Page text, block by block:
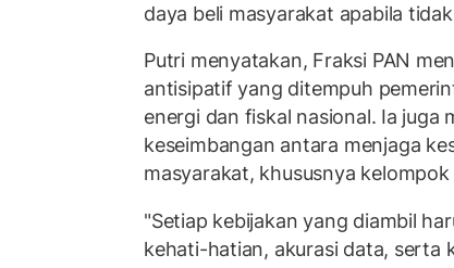
daya beli masyarakat apabila
Putri menyatakan, Fraksi PAN
antisipatif yang ditempuh
energi dan fiskal nasional. Ia juga
keseimbangan antara menjaga
masyarakat, khususnya
"Setiap kebijakan yang diambil
kehati-hatian, akurasi data, serta